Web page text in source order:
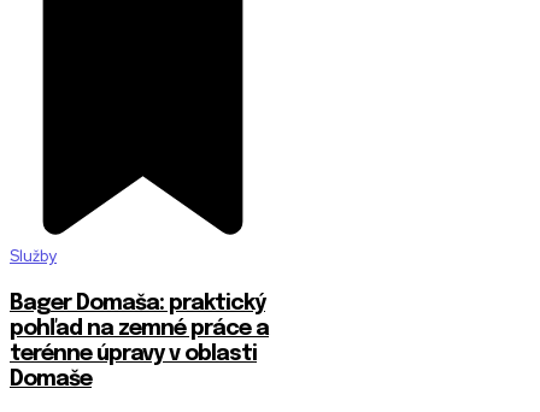
Služby
Bager Domaša: praktický
pohľad na zemné práce a
terénne úpravy v oblasti
Domaše